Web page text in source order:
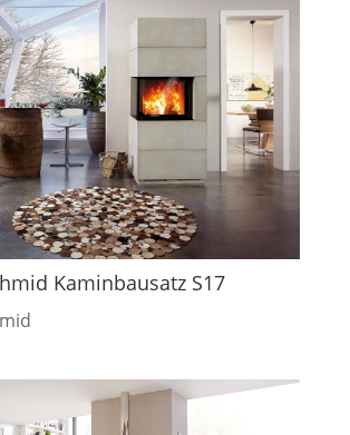
Kaminbausatz S17